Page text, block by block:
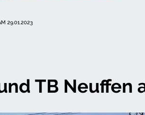
29.01.2023
TB Neuffen